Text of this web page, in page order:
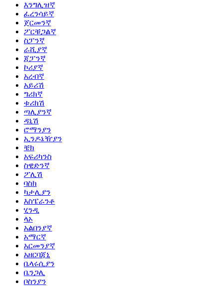
እንግሊዝኛ
ፈረንሳይኛ
ጀርመንኛ
ፖርቹጋልኛ
ስፓንኛ
ራሺያኛ
ጃፓንኛ
ኮሪያኛ
አረብኛ
አይሪሽ
ግሪክኛ
ቱሪክሽ
ጣሊያንኛ
ዳኒሽ
ሮማንያን
ኢንዶኔዥያን
ቼክ
አፍሪካንስ
ስዊድንኛ
ፖሊሽ
ባስክ
ካታሊያን
እስፔራንቶ
ሂንዲ
ላኦ
አልበንያኛ
አማርኛ
አርመንያኛ
አዘርባጃኒ
ቤላሩሲያን
ቤንጋሊ
ቦስንያን